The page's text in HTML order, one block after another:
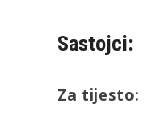
Sastojci:
Za tijesto: